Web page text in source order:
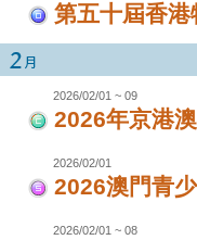
第五十屆香
2026/02/01 ~ 09
2026年京港
2026/02/01
2026澳門青
2026/02/01 ~ 08